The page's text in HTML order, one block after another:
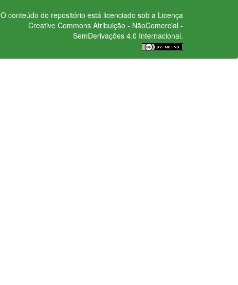
O conteúdo do repositório está licenciado sob a Licença
Creative CommonsAtribuição - NãoComercial -
SemDerivações 4.0 Internacional.